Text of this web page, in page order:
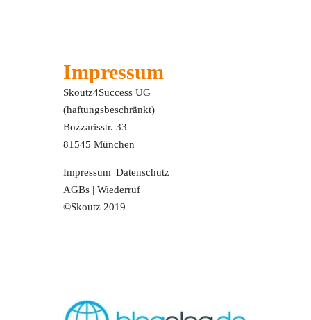
Impressum
Skoutz4Success UG
(haftungsbeschränkt)
Bozzarisstr. 33
81545 München
Impressum|Datenschutz
AGBs |Wiederruf
©Skoutz 2019